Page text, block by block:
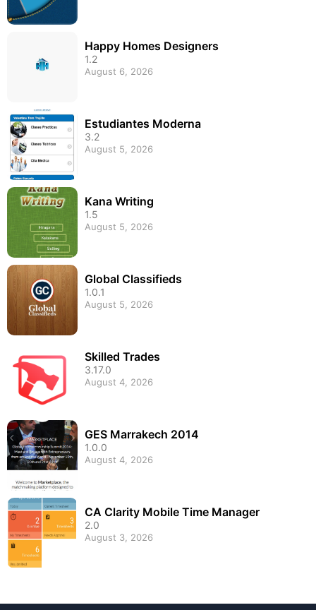
Happy Homes Designers
1.2
August 6, 2026
Estudiantes Moderna
3.2
August 5, 2026
Kana Writing
1.5
August 5, 2026
Global Classifieds
1.0.1
August 5, 2026
Skilled Trades
3.17.0
August 4, 2026
GES Marrakech 2014
1.0.0
August 4, 2026
CA Clarity Mobile Time Manager
2.0
August 3, 2026